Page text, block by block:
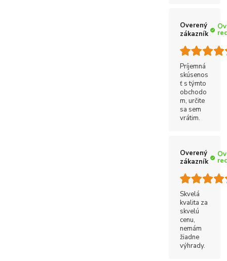
Overený
zákazník
Príjemná
skúsenos
ť s týmto
obchodo
m, určite
sa sem
vrátim.
Overený
zákazník
Skvelá
kvalita za
skvelú
cenu,
nemám
žiadne
výhrady.